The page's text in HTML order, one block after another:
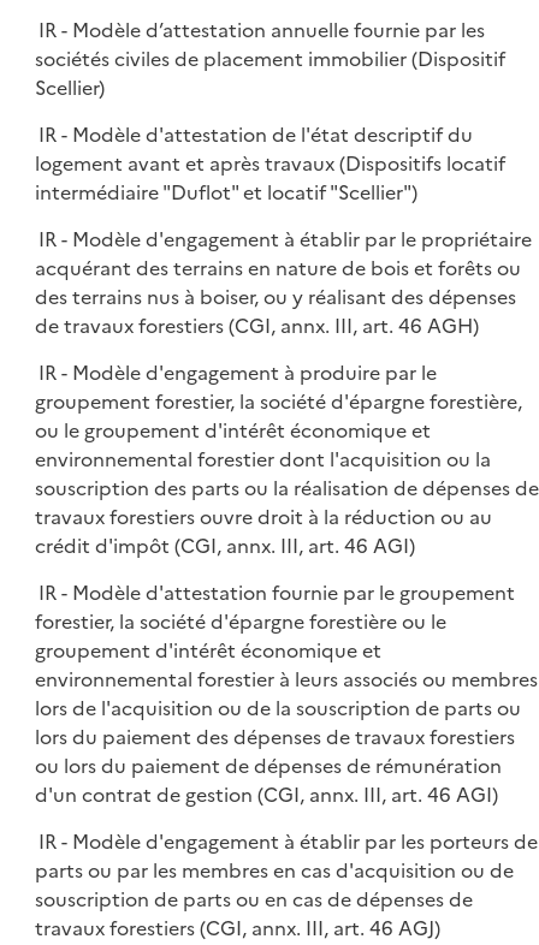
IR - Modèle d’attestation annuelle fournie par les
sociétés civiles de placement immobilier (Dispositif
Scellier)
IR - Modèle d'attestation de l'état descriptif du
logement avant et après travaux (Dispositifs locatif
intermédiaire "Duflot" et locatif "Scellier")
IR - Modèle d'engagement à établir par le propriétaire
acquérant des terrains en nature de bois et forêts ou
des terrains nus à boiser, ou y réalisant des dépenses
de travaux forestiers (CGI, annx. III, art. 46 AGH)
IR - Modèle d'engagement à produire par le
groupement forestier, la société d'épargne forestière,
ou le groupement d'intérêt économique et
environnemental forestier dont l'acquisition ou la
souscription des parts ou la réalisation de dépenses de
travaux forestiers ouvre droit à la réduction ou au
crédit d'impôt (CGI, annx. III, art. 46 AGI)
IR - Modèle d'attestation fournie par le groupement
forestier, la société d'épargne forestière ou le
groupement d'intérêt économique et
environnemental forestier à leurs associés ou membres
lors de l'acquisition ou de la souscription de parts ou
lors du paiement des dépenses de travaux forestiers
ou lors du paiement de dépenses de rémunération
d'un contrat de gestion (CGI, annx. III, art. 46 AGI)
IR - Modèle d'engagement à établir par les porteurs de
parts ou par les membres en cas d'acquisition ou de
souscription de parts ou en cas de dépenses de
travaux forestiers (CGI, annx. III, art. 46 AGJ)